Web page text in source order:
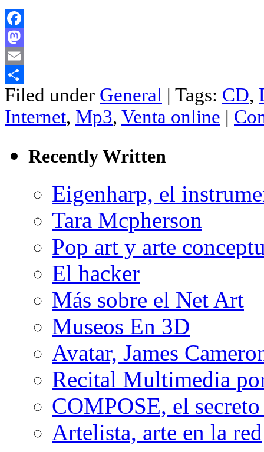
Facebook
Mastodon
Email
Compartir
Filed under General | Tags: CD,
Internet, Mp3, Venta online |
Recently Written
Eigenharp, el
Tara Mcpherson
Pop art y arte
El hacker
Más sobre el Net Art
Museos En 3D
Avatar, James
Recital Multimedia
COMPOSE, el
Artelista, arte en la red